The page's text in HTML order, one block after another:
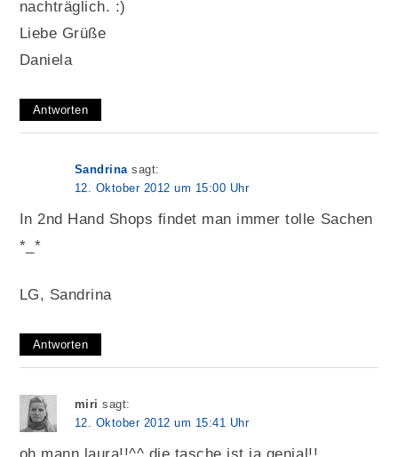
nachträglich. :)
Liebe Grüße
Daniela
Antworten
Sandrina sagt:
12. Oktober 2012 um 15:00 Uhr
In 2nd Hand Shops findet man immer tolle Sachen
*_*
LG, Sandrina
Antworten
miri sagt:
12. Oktober 2012 um 15:41 Uhr